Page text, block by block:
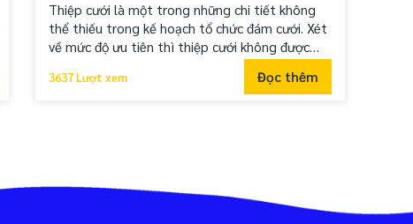
Thiệp cưới là một trong những chi tiết không
thể thiếu trong kế hoạch tổ chức đám cưới. Xét
về mức độ ưu tiên thì thiệp cưới không được
so với váy cưới hay địa điểm tổ chức tiệc cưới.
3637 Lượt xem Đọc thêm